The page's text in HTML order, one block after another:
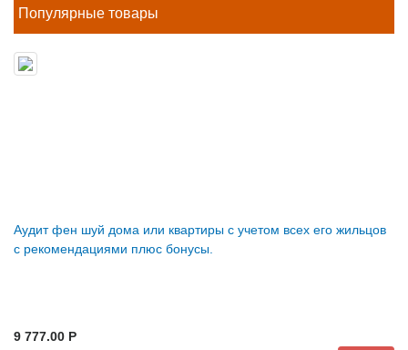
Популярные товары
Аудит фен шуй дома или квартиры с учетом всех его жильцов
с рекомендациями плюс бонусы.
9 777.00 P